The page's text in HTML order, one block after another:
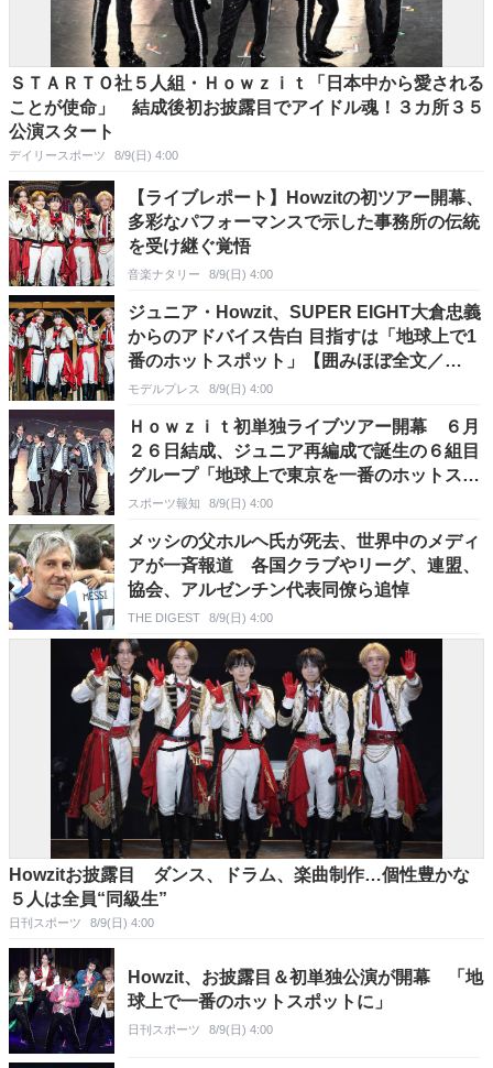
ＳＴＡＲＴＯ社５人組・Ｈｏｗｚｉｔ「日本中から愛される
ことが使命」 結成後初お披露目でアイドル魂！３カ所３５
公演スタート
デイリースポーツ 8/9(日) 4:00
【ライブレポート】Howzitの初ツアー開幕、
多彩なパフォーマンスで示した事務所の伝統
を受け継ぐ覚悟
音楽ナタリー 8/9(日) 4:00
ジュニア・Howzit、SUPER EIGHT大倉忠義
からのアドバイス告白 目指すは「地球上で1
番のホットスポット」【囲みほぼ全文／
Howzit 1st LIVE 2026 NICE TO ME YOU】
モデルプレス 8/9(日) 4:00
Ｈｏｗｚｉｔ初単独ライブツアー開幕 ６月
２６日結成、ジュニア再編成で誕生の６組目
グループ「地球上で東京を一番のホットスポ
ットに」
スポーツ報知 8/9(日) 4:00
メッシの父ホルヘ氏が死去、世界中のメディ
アが一斉報道 各国クラブやリーグ、連盟、
協会、アルゼンチン代表同僚ら追悼
THE DIGEST 8/9(日) 4:00
Howzitお披露目 ダンス、ドラム、楽曲制作…個性豊かな
５人は全員“同級生”
日刊スポーツ 8/9(日) 4:00
Howzit、お披露目＆初単独公演が開幕 「地
球上で一番のホットスポットに」
日刊スポーツ 8/9(日) 4:00